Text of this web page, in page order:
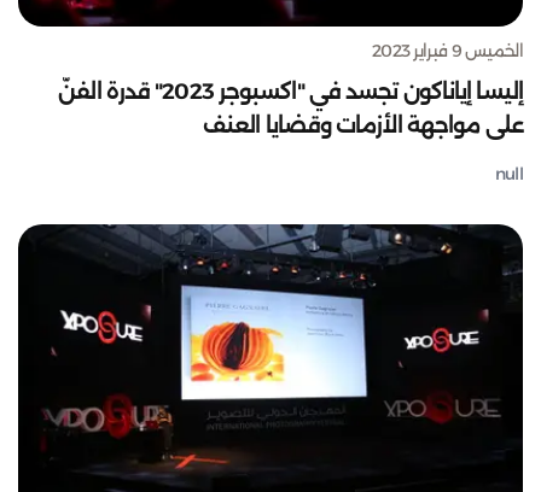
الخميس 9 فبراير 2023
إليسا إياناكون تجسد في "اكسبوجر 2023" قدرة الفنّ
على مواجهة الأزمات وقضايا العنف
null